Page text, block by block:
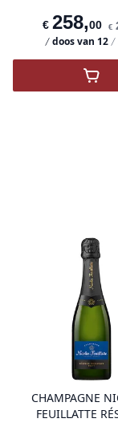
€ 258,00
doos van 12
€
,
CHAMPAGNE
FEUILLATTE